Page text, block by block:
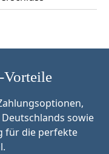
Vorteile
sowie
für die perfekte